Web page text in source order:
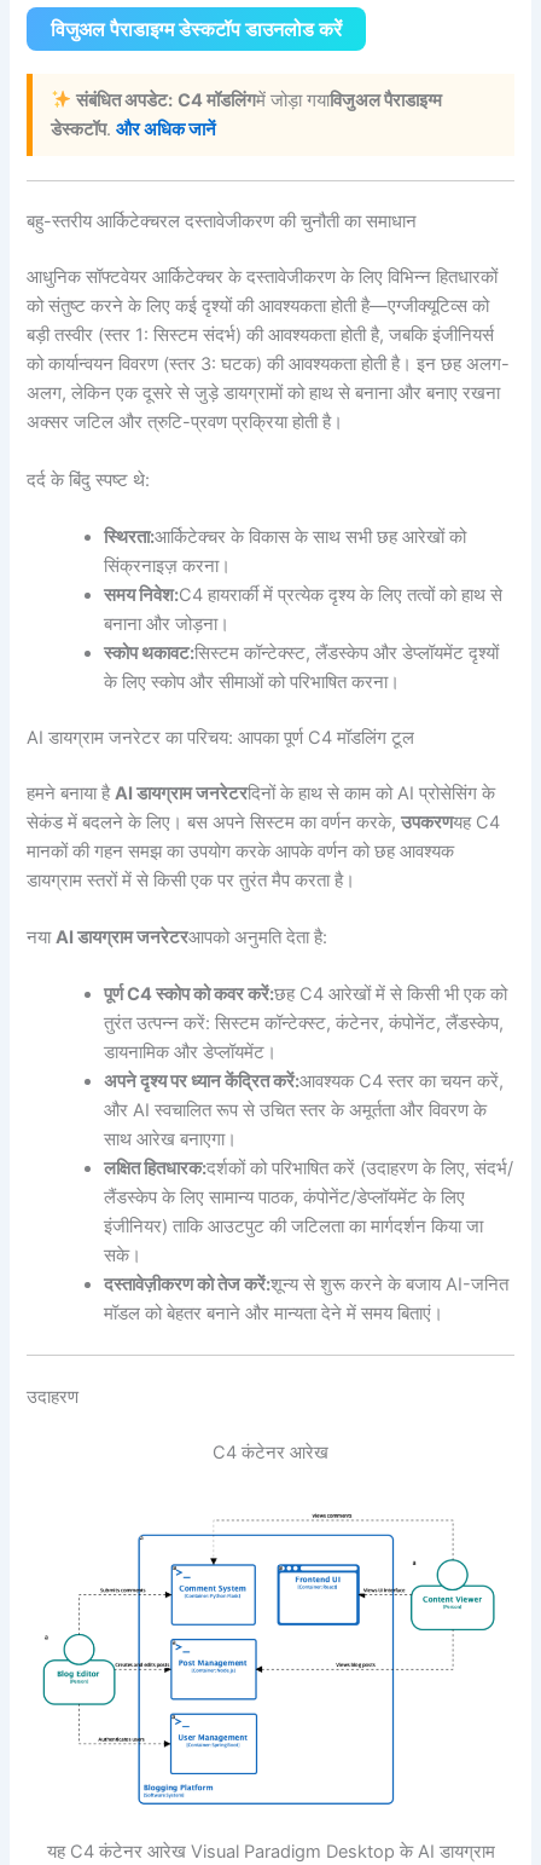
विजुअल पैराडाइग्म डेस्कटॉप डाउनलोड करें
संबंधित अपडेट: C4 मॉडलिंगमें जोड़ा गयाविजुअल पैराडाइग्म
डेस्कटॉप.और अधिक जानें
बहु-स्तरीय आर्किटेक्चरल दस्तावेजीकरण की चुनौती का समाधान
आधुनिक सॉफ्टवेयर आर्किटेक्चर के दस्तावेजीकरण के लिए विभिन्न हितधारकों
को संतुष्ट करने के लिए कई दृश्यों की आवश्यकता होती है—एग्जीक्यूटिव्स को
बड़ी तस्वीर (स्तर 1: सिस्टम संदर्भ) की आवश्यकता होती है, जबकि इंजीनियर्स
को कार्यान्वयन विवरण (स्तर 3: घटक) की आवश्यकता होती है। इन छह अलग-
अलग, लेकिन एक दूसरे से जुड़े डायग्रामों को हाथ से बनाना और बनाए रखना
अक्सर जटिल और त्रुटि-प्रवण प्रक्रिया होती है।
दर्द के बिंदु स्पष्ट थे:
स्थिरता:आर्किटेक्चर के विकास के साथ सभी छह आरेखों को
सिंक्रनाइज़ करना।
समय निवेश:C4 हायरार्की में प्रत्येक दृश्य के लिए तत्वों को हाथ से
बनाना और जोड़ना।
स्कोप थकावट:सिस्टम कॉन्टेक्स्ट, लैंडस्केप और डेप्लॉयमेंट दृश्यों
के लिए स्कोप और सीमाओं को परिभाषित करना।
AI डायग्राम जनरेटर का परिचय: आपका पूर्ण C4 मॉडलिंग टूल
हमने बनाया हैAI डायग्राम जनरेटरदिनों के हाथ से काम को AI प्रोसेसिंग के
सेकंड में बदलने के लिए। बस अपने सिस्टम का वर्णन करके,उपकरणयह C4
मानकों की गहन समझ का उपयोग करके आपके वर्णन को छह आवश्यक
डायग्राम स्तरों में से किसी एक पर तुरंत मैप करता है।
नयाAI डायग्राम जनरेटरआपको अनुमति देता है:
पूर्ण C4 स्कोप को कवर करें:छह C4 आरेखों में से किसी भी एक को
तुरंत उत्पन्न करें: सिस्टम कॉन्टेक्स्ट, कंटेनर, कंपोनेंट, लैंडस्केप,
डायनामिक और डेप्लॉयमेंट।
अपने दृश्य पर ध्यान केंद्रित करें:आवश्यक C4 स्तर का चयन करें,
और AI स्वचालित रूप से उचित स्तर के अमूर्तता और विवरण के
साथ आरेख बनाएगा।
लक्षित हितधारक:दर्शकों को परिभाषित करें (उदाहरण के लिए, संदर्भ/
लैंडस्केप के लिए सामान्य पाठक, कंपोनेंट/डेप्लॉयमेंट के लिए
इंजीनियर) ताकि आउटपुट की जटिलता का मार्गदर्शन किया जा
सके।
दस्तावेज़ीकरण को तेज करें:शून्य से शुरू करने के बजाय AI-जनित
मॉडल को बेहतर बनाने और मान्यता देने में समय बिताएं।
उदाहरण
C4 कंटेनर आरेख
यह C4 कंटेनर आरेख Visual Paradigm Desktop के AI डायग्राम